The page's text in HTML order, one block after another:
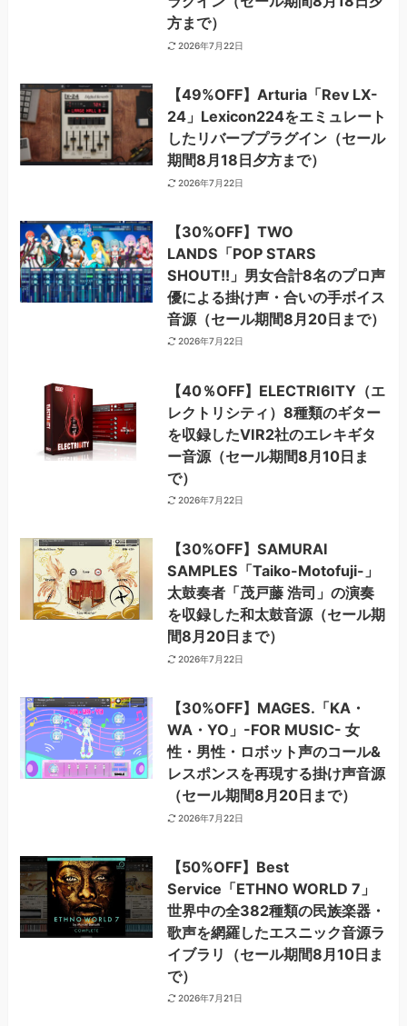
方まで）
2026年7月22日
【49%OFF】Arturia「Rev LX-
24」Lexicon224をエミュレート
したリバーブプラグイン（セール
期間8月18日夕方まで）
2026年7月22日
【30%OFF】TWO
LANDS「POP STARS
SHOUT!!」男女合計8名のプロ声
優による掛け声・合いの手ボイス
音源（セール期間8月20日まで）
2026年7月22日
【40％OFF】ELECTRI6ITY（エ
レクトリシティ）8種類のギター
を収録したVIR2社のエレキギタ
ー音源（セール期間8月10日ま
で）
2026年7月22日
【30%OFF】SAMURAI
SAMPLES「Taiko-Motofuji-」
太鼓奏者「茂戸藤 浩司」の演奏
を収録した和太鼓音源（セール期
間8月20日まで）
2026年7月22日
【30%OFF】MAGES.「KA・
WA・YO」-FOR MUSIC- 女
性・男性・ロボット声のコール&
レスポンスを再現する掛け声⾳源
（セール期間8月20日まで）
2026年7月22日
【50%OFF】Best
Service「ETHNO WORLD 7」
世界中の全382種類の民族楽器・
歌声を網羅したエスニック音源ラ
イブラリ（セール期間8月10日ま
で）
2026年7月21日